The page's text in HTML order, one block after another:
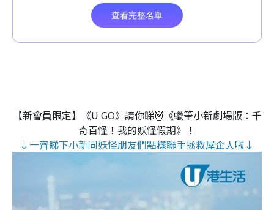
【新會員限定】《U GO》請你睇👹《蠟筆小新劇場版：千
奇百怪！我的妖怪假期》！
↓一齊睇下小新同妖怪朋友們點樣聯手拯救屋企人啦↓